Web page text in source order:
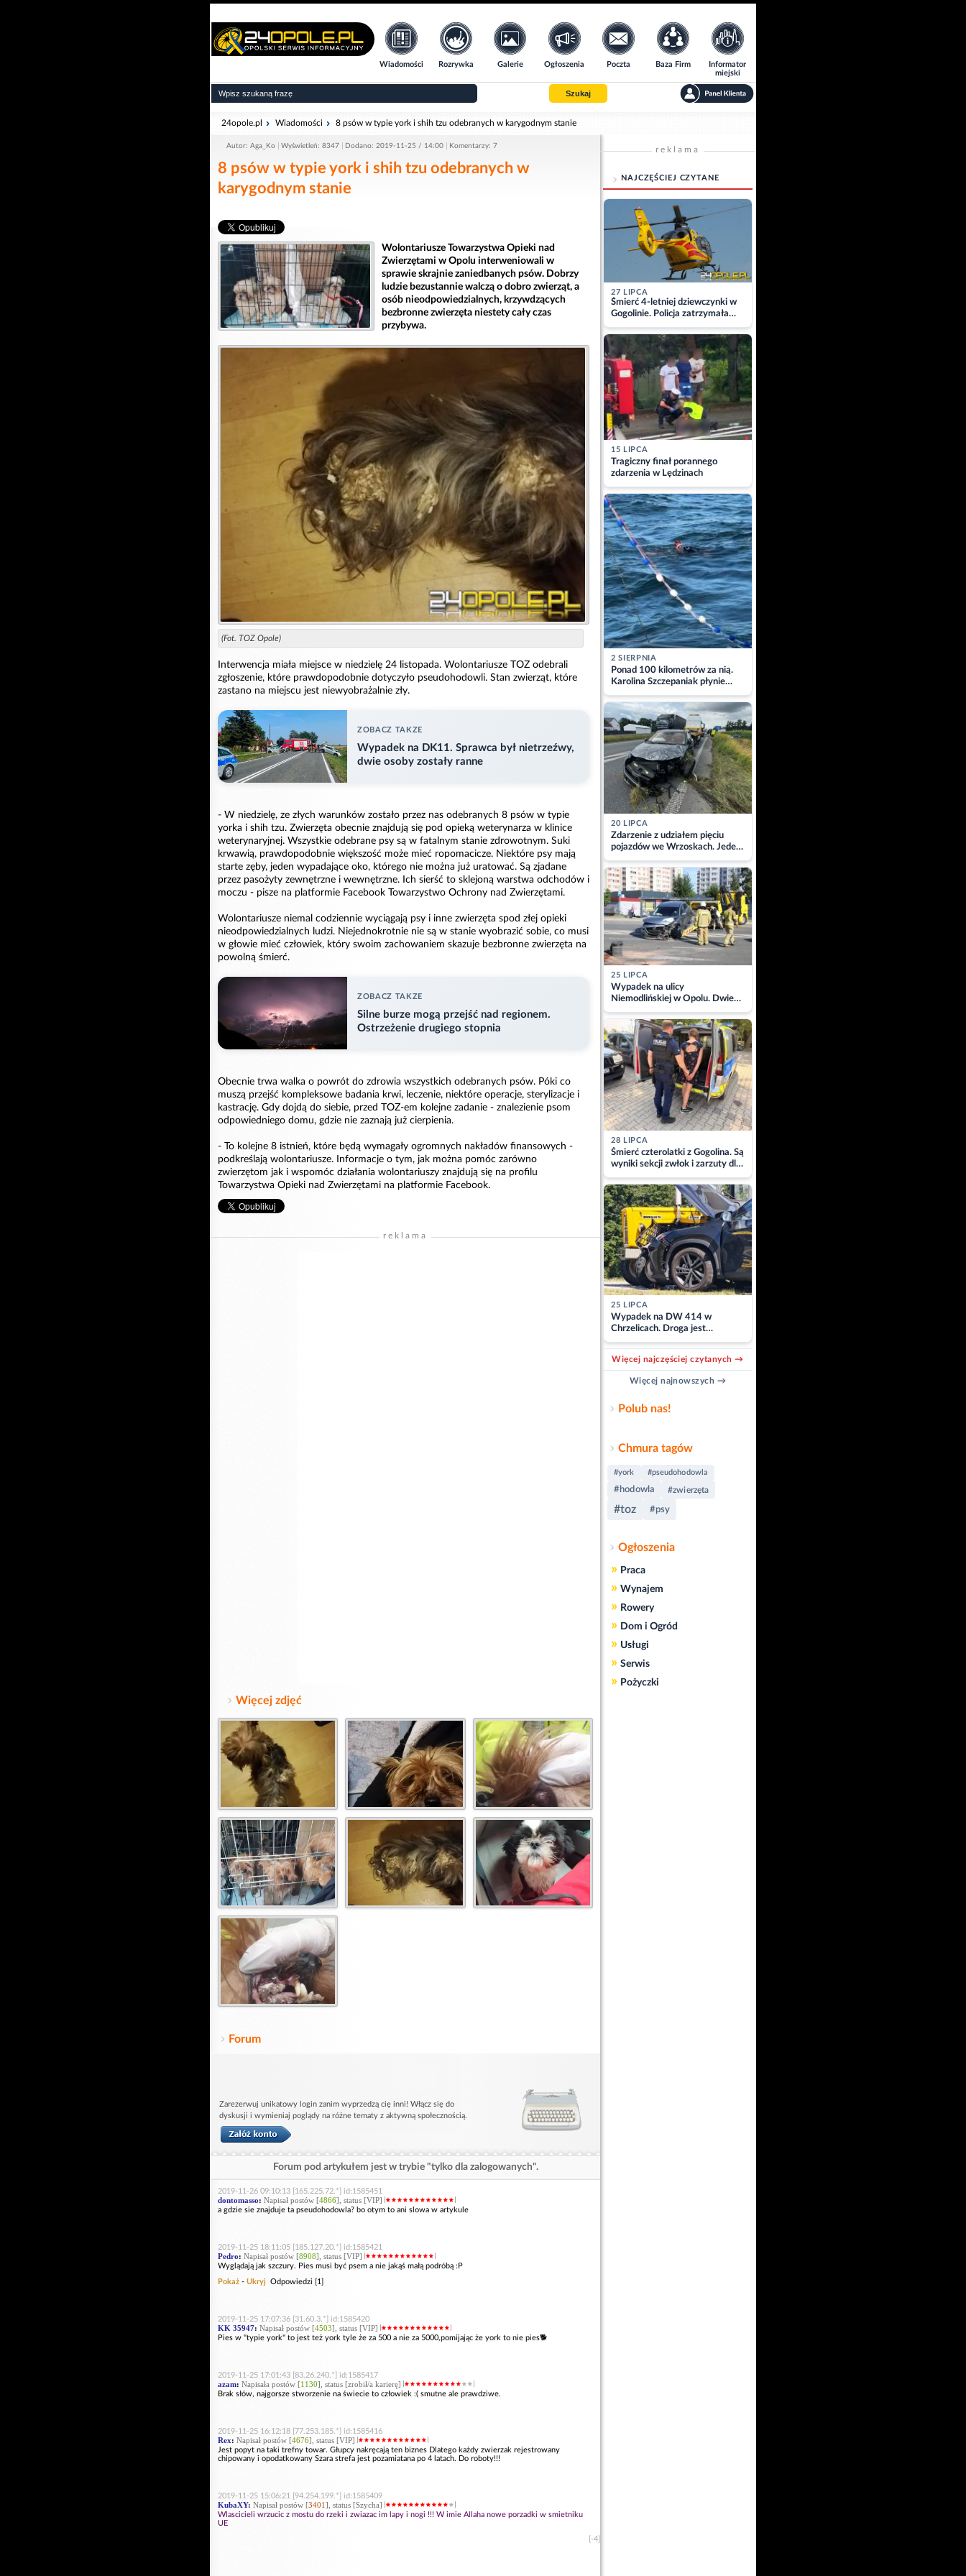
Wiadomości Rozrywka Galerie Ogłoszenia Poczta Baza Firm
Informator
miejski
Szukaj
24opole.pl Wiadomości 8 psów w typie york i shih tzu odebranych w karygodnym stanie
Autor: Aga_Ko Wyświetleń: 8347 Dodano: 2019-11-25 / 14:00 Komentarzy: 7
8 psów w typie york i shih tzu odebranych w
karygodnym stanie
(Fot. TOZ Opole)
Wolontariusze Towarzystwa Opieki nad
Zwierzętami w Opolu interweniowali w
sprawie skrajnie zaniedbanych psów. Dobrzy
ludzie bezustannie walczą o dobro zwierząt, a
osób nieodpowiedzialnych, krzywdzących
bezbronne zwierzęta niestety cały czas
przybywa.
Interwencja miała miejsce w niedzielę 24 listopada. Wolontariusze TOZ odebrali
zgłoszenie, które prawdopodobnie dotyczyło pseudohodowli. Stan zwierząt, które
zastano na miejscu jest niewyobrażalnie zły.
ZOBACZ TAKZE
Wypadek na DK11. Sprawca był nietrzeźwy,
dwie osoby zostały ranne
- W niedzielę, ze złych warunków zostało przez nas odebranych 8 psów w typie
yorka i shih tzu. Zwierzęta obecnie znajdują się pod opieką weterynarza w klinice
weterynaryjnej. Wszystkie odebrane psy są w fatalnym stanie zdrowotnym. Suki
krwawią, prawdopodobnie większość może mieć ropomacicze. Niektóre psy mają
starte zęby, jeden wypadające oko, którego nie można już uratować. Są zjadane
przez pasożyty zewnętrzne i wewnętrzne. Ich sierść to sklejoną warstwa odchodów i
moczu - pisze na platformie Facebook Towarzystwo Ochrony nad Zwierzętami.
Wolontariusze niemal codziennie wyciągają psy i inne zwierzęta spod złej opieki
nieodpowiedzialnych ludzi. Niejednokrotnie nie są w stanie wyobrazić sobie, co musi
w głowie mieć człowiek, który swoim zachowaniem skazuje bezbronne zwierzęta na
powolną śmierć.
ZOBACZ TAKZE
Silne burze mogą przejść nad regionem.
Ostrzeżenie drugiego stopnia
Obecnie trwa walka o powrót do zdrowia wszystkich odebranych psów. Póki co
muszą przejść kompleksowe badania krwi, leczenie, niektóre operacje, sterylizacje i
kastrację. Gdy dojdą do siebie, przed TOZ-em kolejne zadanie - znalezienie psom
odpowiedniego domu, gdzie nie zaznają już cierpienia.
- To kolejne 8 istnień, które będą wymagały ogromnych nakładów finansowych -
podkreślają wolontariusze. Informacje o tym, jak można pomóc zarówno
zwierzętom jak i wspomóc działania wolontariuszy znajdują się na profilu
Towarzystwa Opieki nad Zwierzętami na platformie Facebook.
reklama
Więcej zdjęć
Forum
Zarezerwuj unikatowy login zanim wyprzedzą cię inni! Włącz się do
dyskusji i wymieniaj poglądy na różne tematy z aktywną społecznością.
Forum pod artykułem jest w trybie "tylko dla zalogowanych".
2019-11-26 09:10:13 [165.225.72.*] id:1585451
dontomasso: Napisał postów [4866], status [VIP]
a gdzie sie znajduje ta pseudohodowla? bo otym to ani slowa w artykule
2019-11-25 18:11:05 [185.127.20.*] id:1585421
Pedro: Napisał postów [8908], status [VIP]
Wyglądają jak szczury. Pies musi być psem a nie jakąś małą podróbą :P
Pokaż - Ukryj Odpowiedzi [1]
2019-11-25 17:07:36 [31.60.3.*] id:1585420
KK 35947: Napisał postów [4503], status [VIP]
Pies w "typie york" to jest też york tyle że za 500 a nie za 5000,pomijając że york to nie pies🐕
2019-11-25 17:01:43 [83.26.240.*] id:1585417
azam: Napisała postów [1130], status [zrobił/a karierę]
Brak słów, najgorsze stworzenie na świecie to człowiek :( smutne ale prawdziwe.
2019-11-25 16:12:18 [77.253.185.*] id:1585416
Rex: Napisał postów [4676], status [VIP]
Jest popyt na taki trefny towar. Głupcy nakręcają ten biznes Dlatego każdy zwierzak rejestrowany
chipowany i opodatkowany Szara strefa jest pozamiatana po 4 latach. Do roboty!!!
2019-11-25 15:06:21 [94.254.199.*] id:1585409
KubaXY: Napisał postów [3401], status [Szycha]
Wlascicieli wrzucic z mostu do rzeki i zwiazac im lapy i nogi !!! W imie Allaha nowe porzadki w smietniku
UE
[-4]
reklama
NAJCZĘŚCIEJ CZYTANE
27 LIPCA
Śmierć 4-letniej dziewczynki w
Gogolinie. Policja zatrzymała
matkę
15 LIPCA
Tragiczny finał porannego
zdarzenia w Lędzinach
2 SIERPNIA
Ponad 100 kilometrów za nią.
Karolina Szczepaniak płynie
przez Bałtyk dla Piotra.
Aktualizacja
20 LIPCA
Zdarzenie z udziałem pięciu
pojazdów we Wrzoskach. Jeden
z kierowców zabrany w
kajdankach
25 LIPCA
Wypadek na ulicy
Niemodlińskiej w Opolu. Dwie
osoby w szpitalu
28 LIPCA
Śmierć czterolatki z Gogolina. Są
wyniki sekcji zwłok i zarzuty dla
matki
25 LIPCA
Wypadek na DW 414 w
Chrzelicach. Droga jest
zablokowana
Więcej najczęściej czytanych →
Więcej najnowszych →
Polub nas!
Chmura tagów
#york #pseudohodowla
#hodowla #zwierzęta
#toz #psy
Ogłoszenia
» Praca
» Wynajem
» Rowery
» Dom i Ogród
» Usługi
» Serwis
» Pożyczki